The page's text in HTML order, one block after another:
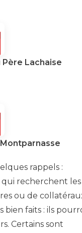
Père Lachaise
rappels :
qui recherchent les
ou de
bien faits : ils
Certains sont